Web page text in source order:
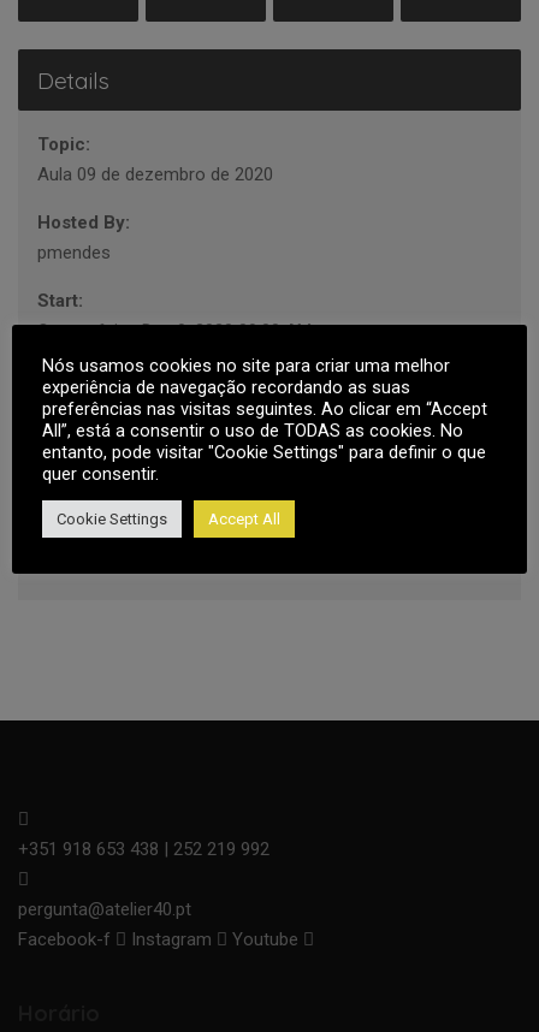
Details
Topic:
Aula 09 de dezembro de 2020
Hosted By:
pmendes
Start:
Quarta-feira, Dez 9, 2020 09:00 AM
Duration:
10 hours 40 minutes
Current Timezone:
Europe/Lisbon
Note: Countdown time is shown based on your local
+351 918 653 438 | 252 219 992
pergunta@atelier40.pt
Facebook-f
Instagram Youtube
Nós usamos cookies no site para criar uma melhor
experiência de navegação recordando as suas
preferências nas visitas seguintes. Ao clicar em “Accept
All”, está a consentir o uso de TODAS as cookies. No
entanto, pode visitar "Cookie Settings" para definir o que
quer consentir.
Cookie Settings Accept All